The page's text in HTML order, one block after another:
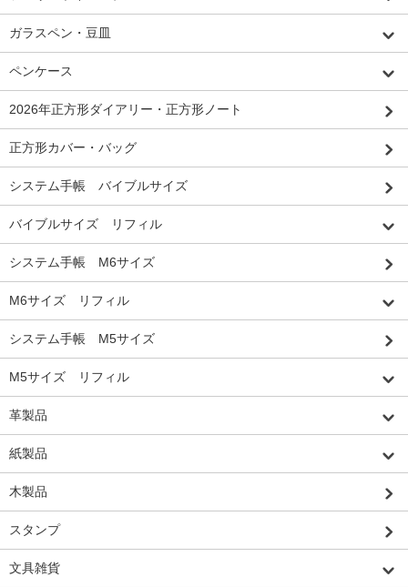
ガラスペン・豆皿
ペンケース
2026年正方形ダイアリー・正方形ノート
正方形カバー・バッグ
システム手帳 バイブルサイズ
バイブルサイズ リフィル
システム手帳 M6サイズ
M6サイズ リフィル
システム手帳 M5サイズ
M5サイズ リフィル
革製品
紙製品
木製品
スタンプ
文具雑貨